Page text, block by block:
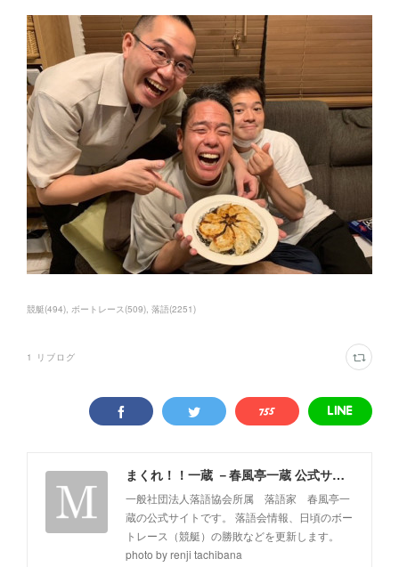
競艇(494) ボートレース(509) 落語(2251)
1 リブログ
まくれ！！一蔵 －春風亭一蔵 公式サイト－
一般社団法人落語協会所属 落語家 春風亭一
蔵の公式サイトです。 落語会情報、日頃のボー
トレース（競艇）の勝敗などを更新します。
photo by renji tachibana